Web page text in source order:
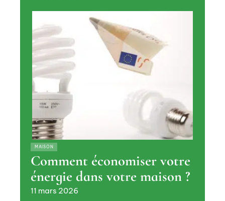
MAISON
Comment économiser votre
énergie dans votre maison ?
11 mars 2026